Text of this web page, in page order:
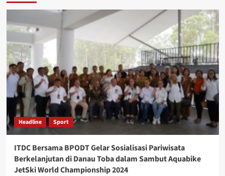
Headline Sport
ITDC Bersama BPODT Gelar Sosialisasi Pariwisata
Berkelanjutan di Danau Toba dalam Sambut Aquabike
JetSki World Championship 2024